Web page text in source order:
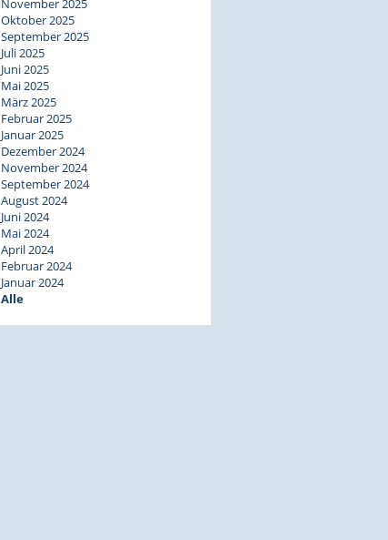
November 2025
Oktober 2025
September 2025
Juli 2025
Juni 2025
Mai 2025
März 2025
Februar 2025
Januar 2025
Dezember 2024
November 2024
September 2024
August 2024
Juni 2024
Mai 2024
April 2024
Februar 2024
Januar 2024
Alle